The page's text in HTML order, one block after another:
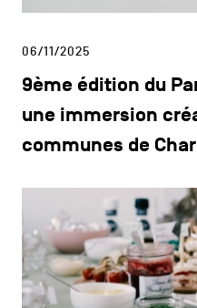
06/11/2025
9ème édition du
une immersion
communes de